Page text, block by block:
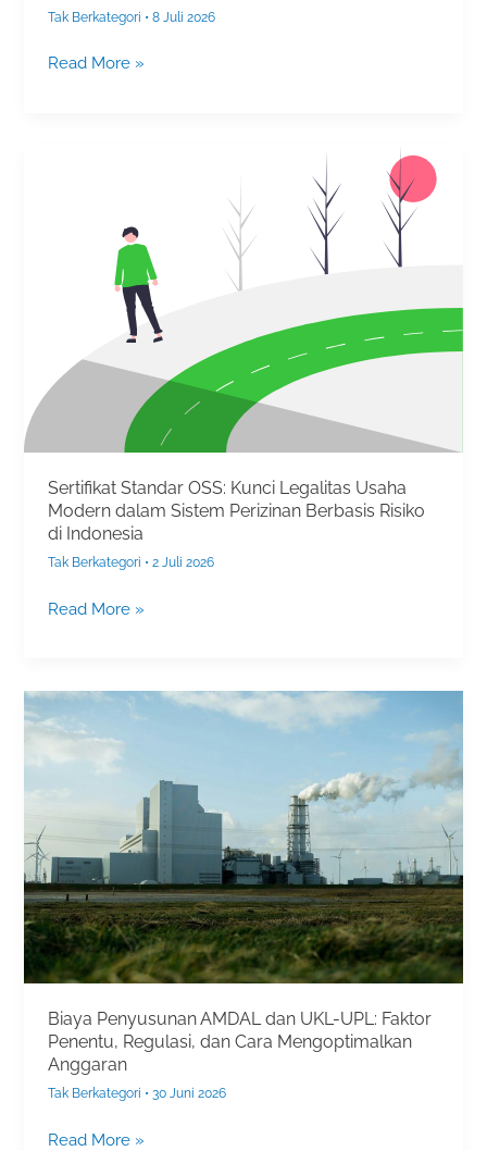
Tak Berkategori •8 Juli 2026
Read More »
Sertifikat Standar OSS: Kunci Legalitas Usaha
Modern dalam Sistem Perizinan Berbasis Risiko
di Indonesia
Tak Berkategori •2 Juli 2026
Sistem
Perizinan
Indonesia
Read More »
Biaya Penyusunan AMDAL dan UKL-UPL: Faktor
Penentu, Regulasi, dan Cara Mengoptimalkan
Anggaran
Tak Berkategori •30 Juni 2026
Biaya
Penyusunan
UPL:
Faktor
Penentu,
Regulasi,
dan
Cara
Mengoptimalkan
Anggaran
Read More »